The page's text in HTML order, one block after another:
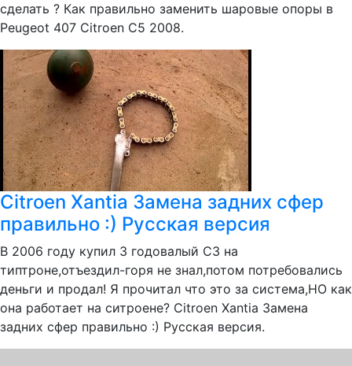
сделать ? Как правильно заменить шаровые опоры в
Peugeot 407 Citroen C5 2008.
Citroen Xantia Замена задних сфер
правильно :) Русская версия
В 2006 году купил 3 годовалый С3 на
типтроне,отъездил-горя не знал,потом потребовались
деньги и продал! Я прочитал что это за система,НО как
она работает на ситроене? Citroen Xantia Замена
задних сфер правильно :) Русская версия.